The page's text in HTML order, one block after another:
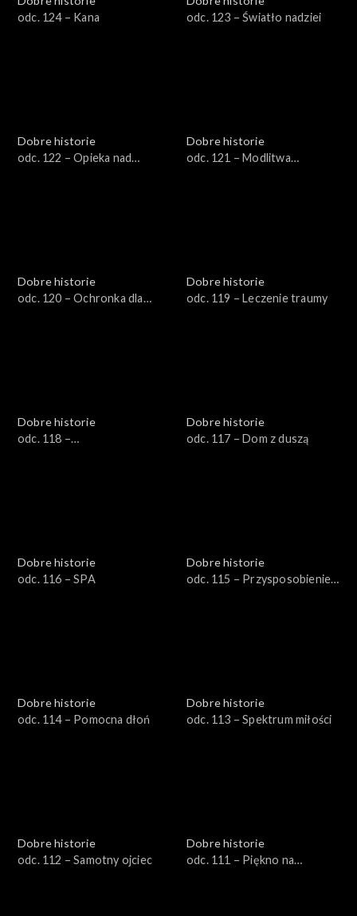
odc. 124 – Kana
odc. 123 – Światło nadziei
Dobre historie
odc. 122 – Opieka nad
Dobre historie
odc. 121 – Modlitwa
Dobre historie
odc. 120 – Ochronka dla
Dobre historie
odc. 119 – Leczenie traumy
Dobre historie
odc. 118 –
Dobre historie
odc. 117 – Dom z duszą
Dobre historie
odc. 116 – SPA
Dobre historie
odc. 115 – Przysposobienie
Dobre historie
odc. 114 – Pomocna dłoń
Dobre historie
odc. 113 – Spektrum miłości
Dobre historie
odc. 112 – Samotny ojciec
Dobre historie
odc. 111 – Piękno na